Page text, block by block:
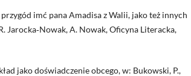
imć pana Amadisa z Walii, jako też innych
Jarocka‑Nowak, A. Nowak, Oficyna Literacka,
jako doświadczenie obcego, w: Bukowski, P.,